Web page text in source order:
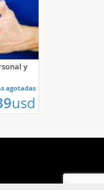
y
agotadas
usd